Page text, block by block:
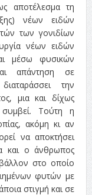
αποτέλεσμα τη
νέων ειδών
των γονιδίων
νέων ειδών
μέσω φυσικών
απάντηση σε
την
μια και δίχως
Τούτη η
ακόμη κι αν
να αποκτήσει
και ο άνθρωπος
στο οποίο
φυτών με
στιγμή και σε